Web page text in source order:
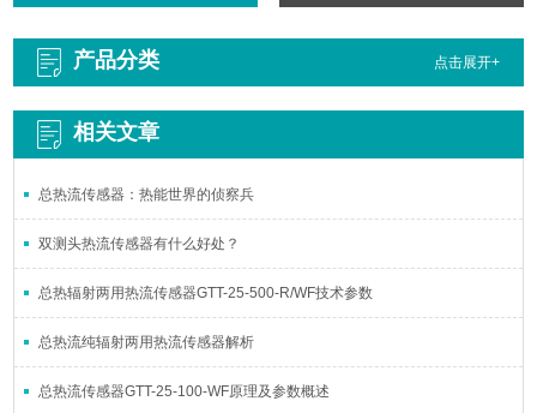
产品分类 点击展开+
相关文章
总热流传感器：热能世界的侦察兵
双测头热流传感器有什么好处？
总热辐射两用热流传感器GTT-25-500-R/WF技术参数
总热流纯辐射两用热流传感器解析
总热流传感器GTT-25-100-WF原理及参数概述